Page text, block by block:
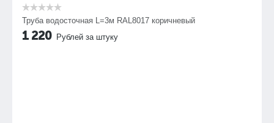
Труба водосточная L=3м RAL8017 коричневый
1 220 Рублей за штуку